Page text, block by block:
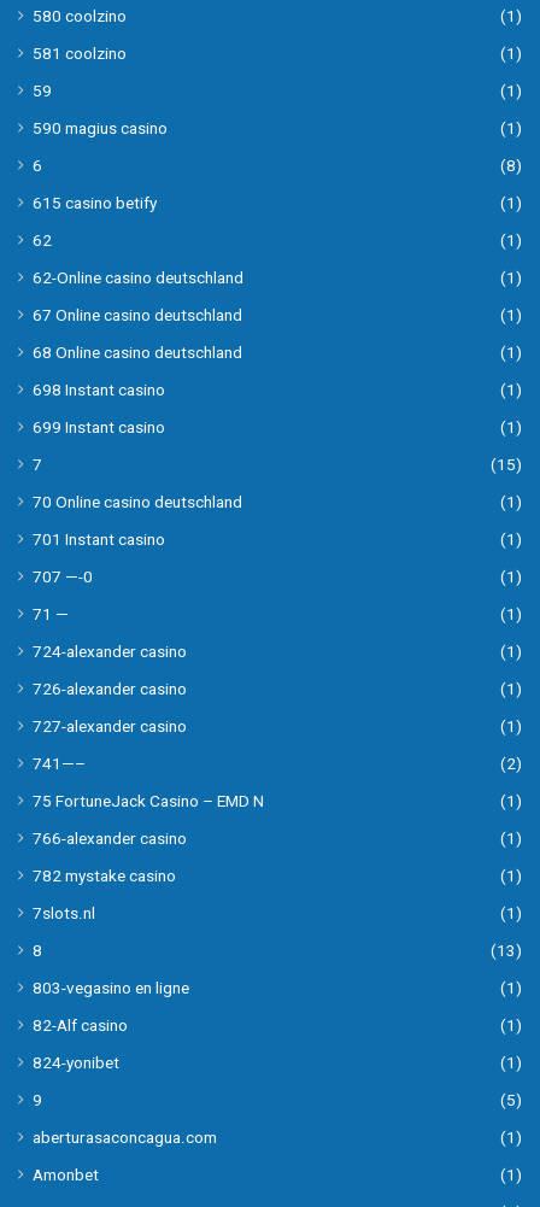
580 coolzino
(1)
581 coolzino
(1)
59
(1)
590 magius casino
(1)
6
(8)
615 casino betify
(1)
62
(1)
62-Online casino deutschland
(1)
67 Online casino deutschland
(1)
68 Online casino deutschland
(1)
698 Instant casino
(1)
699 Instant casino
(1)
7
(15)
70 Online casino deutschland
(1)
701 Instant casino
(1)
707 —-0
(1)
71 —
(1)
724-alexander casino
(1)
726-alexander casino
(1)
727-alexander casino
(1)
741—–
(2)
75 FortuneJack Casino – EMD N
(1)
766-alexander casino
(1)
782 mystake casino
(1)
7slots.nl
(1)
8
(13)
803-vegasino en ligne
(1)
82-Alf casino
(1)
824-yonibet
(1)
9
(5)
aberturasaconcagua.com
(1)
Amonbet
(1)